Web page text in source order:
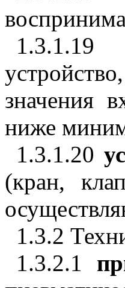
значения
ниже
1.3.1.20
(кран,
1.3.2
1.3.2.1